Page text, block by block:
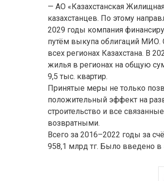
— АО «Казахстанская
казахстанцев. По этому
2029 годы компания
путём выкупа облигаций МИО.
всех регионах Казахстана. В
жилья в регионах на общую
9,5 тыс. квартир.
Принятые меры не только
положительный эффект на
строительство и все
возвратными.
Всего за 2016–2022 годы за
958,1 млрд тг. Было введено в